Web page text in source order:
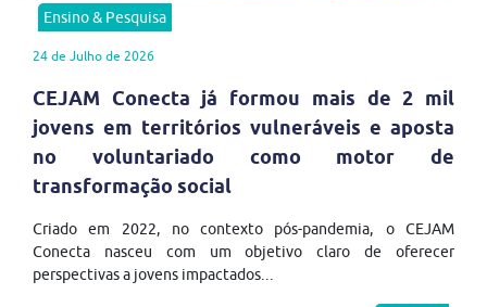
Ensino & Pesquisa
24 de Julho de 2026
CEJAM Conecta já formou mais de 2 mil
jovens em territórios vulneráveis e aposta
no voluntariado como motor de
transformação social
Criado em 2022, no contexto pós-pandemia, o CEJAM
Conecta nasceu com um objetivo claro de oferecer
perspectivas a jovens impactados...